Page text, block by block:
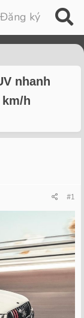
Đăng ký
nhanh
h
#1